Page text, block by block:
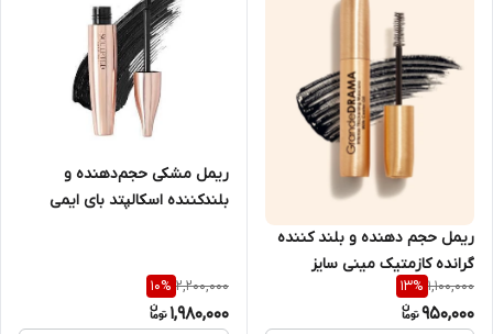
ریمل حجم دهنده و بلند کننده
گرانده کازمتیک مینی سایز
1,100,000
13%
950,000
ریمل مشکی حجم‌دهنده و
بلندکننده اسکالپتد بای ایمی
2,200,000
10%
1,980,000